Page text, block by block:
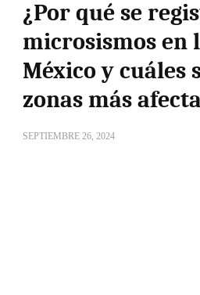
¿Por qué se
microsismos en
México y cuáles
zonas más
SEPTIEMBRE 26, 2024